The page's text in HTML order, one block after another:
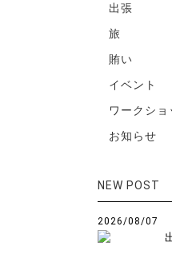
出張
旅
賄い
イベント
ワークショ
お知らせ
NEW POST
2026/08/07